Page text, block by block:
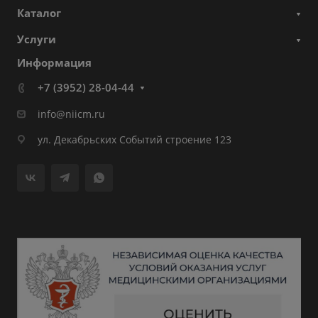
Каталог
Услуги
Информация
+7 (3952) 28-04-44
info@niicm.ru
ул. Декабрьских Событий строение 123